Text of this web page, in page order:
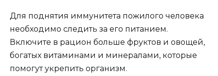
Для поднятия иммунитета пожилого человека
необходимо следить за его питанием.
Включите в рацион больше фруктов и овощей,
богатых витаминами и минералами, которые
помогут укрепить организм.